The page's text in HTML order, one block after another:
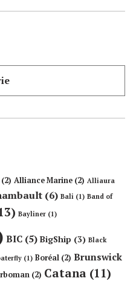
(2) Alliance Marine (2) Alliaura
(6) Bali (1) Band of
Bayliner (1)
BIC (5) BigShip (3) Black
(1) Boréal (2) Brunswick
(2) Catana (11)